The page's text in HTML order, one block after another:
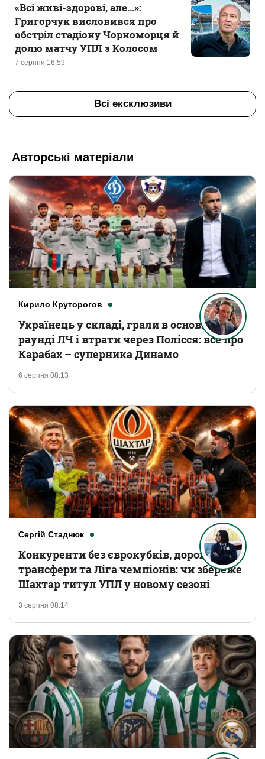
7 серпня 16:59
«Всі живі-здорові, але...»:
Григорчук висловився про
обстріл стадіону Чорноморця й
долю матчу УПЛ з Колосом
Всі ексклюзиви
Авторські матеріали
Кирило Круторогов
6 серпня 08:13
Українець у складі, грали в основному
раунді ЛЧ і втрати через Полісся: все про
Карабах – суперника Динамо
Сергій Стаднюк
3 серпня 08:14
Конкуренти без єврокубків, дорогі
трансфери та Ліга чемпіонів: чи збереже
Шахтар титул УПЛ у новому сезоні